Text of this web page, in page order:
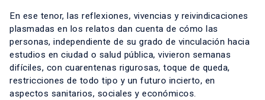
En ese tenor, las reflexiones, vivencias y reivindicaciones
plasmadas en los relatos dan cuenta de cómo las
personas, independiente de su grado de vinculación hacia
estudios en ciudad o salud pública, vivieron semanas
difíciles, con cuarentenas rigurosas, toque de queda,
restricciones de todo tipo y un futuro incierto, en
aspectos sanitarios, sociales y económicos.